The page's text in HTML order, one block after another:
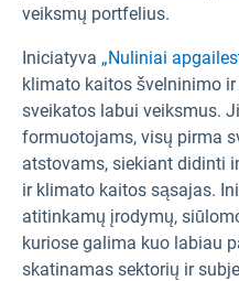
veiksmų portfelius.
Iniciatyva „Nuliniai
klimato kaitos švelninimo
sveikatos labui veiksmus.
formuotojams, visų pirma
atstovams, siekiant didinti
ir klimato kaitos sąsajas.
atitinkamų įrodymų,
kuriose galima kuo labiau
skatinamas sektorių ir